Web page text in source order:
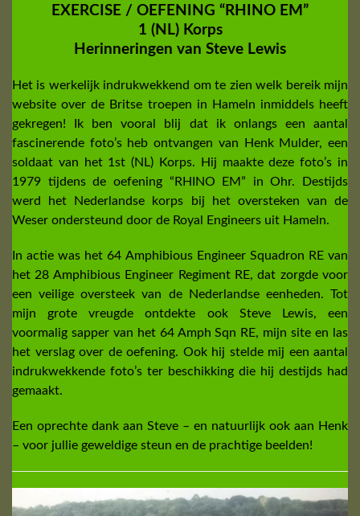
EXERCISE / OEFENING “RHINO EM”
1 (NL) Korps
Herinneringen van Steve Lewis
Het is werkelijk indrukwekkend om te zien welk bereik mijn
website over de Britse troepen in Hameln inmiddels heeft
gekregen! Ik ben vooral blij dat ik onlangs een aantal
fascinerende foto’s heb ontvangen van Henk Mulder, een
soldaat van het 1st (NL) Korps. Hij maakte deze foto’s in
1979 tijdens de oefening “RHINO EM” in Ohr. Destijds
werd het Nederlandse korps bij het oversteken van de
Weser ondersteund door de Royal Engineers uit Hameln.
In actie was het 64 Amphibious Engineer Squadron RE van
het 28 Amphibious Engineer Regiment RE, dat zorgde voor
een veilige oversteek van de Nederlandse eenheden. Tot
mijn grote vreugde ontdekte ook Steve Lewis, een
voormalig sapper van het 64 Amph Sqn RE, mijn site en las
het verslag over de oefening. Ook hij stelde mij een aantal
indrukwekkende foto’s ter beschikking die hij destijds had
gemaakt.
Een oprechte dank aan Steve – en natuurlijk ook aan Henk
– voor jullie geweldige steun en de prachtige beelden!